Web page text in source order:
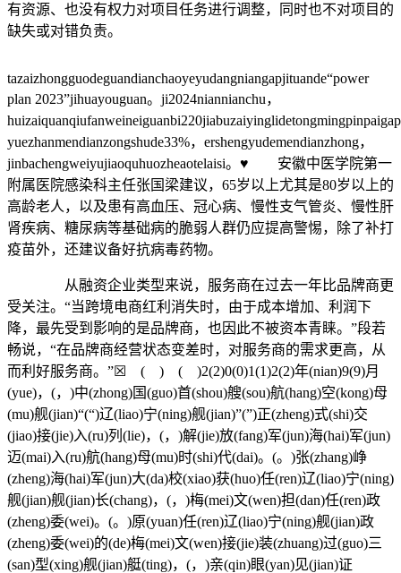
有资源、也没有权力对项目任务进行调整，同时也不对项目的
缺失或对错负责。
tazaizhongguodeguandianchaoyeyudangniangapjituande“power
plan 2023”jihuayouguan。ji2024niannianchu，
yuezhanmendianzongshude33%，ershengyudemendianzhong，
jinbachengweiyujiaoquhuozheaotelaisi。♥ 安徽中医学院第一
附属医院感染科主任张国梁建议，65岁以上尤其是80岁以上的
高龄老人，以及患有高血压、冠心病、慢性支气管炎、慢性肝
肾疾病、糖尿病等基础病的脆弱人群仍应提高警惕，除了补打
疫苗外，还建议备好抗病毒药物。
从融资企业类型来说，服务商在过去一年比品牌商更
受关注。“当跨境电商红利消失时，由于成本增加、利润下
降，最先受到影响的是品牌商，也因此不被资本青睐。”段若
畅说，“在品牌商经营状态变差时，对服务商的需求更高，从
而利好服务商。”☒ ( ) ( )2(2)0(0)1(1)2(2)年(nian)9(9)月
(yue)，(，)中(zhong)国(guo)首(shou)艘(sou)航(hang)空(kong)母
(mu)舰(jian)“(“)辽(liao)宁(ning)舰(jian)”(”)正(zheng)式(shi)交
(jiao)接(jie)入(ru)列(lie)，(，)解(jie)放(fang)军(jun)海(hai)军(jun)
迈(mai)入(ru)航(hang)母(mu)时(shi)代(dai)。(。)张(zhang)峥
(zheng)海(hai)军(jun)大(da)校(xiao)获(huo)任(ren)辽(liao)宁(ning)
舰(jian)舰(jian)长(chang)，(，)梅(mei)文(wen)担(dan)任(ren)政
(zheng)委(wei)。(。)原(yuan)任(ren)辽(liao)宁(ning)舰(jian)政
(zheng)委(wei)的(de)梅(mei)文(wen)接(jie)装(zhuang)过(guo)三
(san)型(xing)舰(jian)艇(ting)，(，)亲(qin)眼(yan)见(jian)证